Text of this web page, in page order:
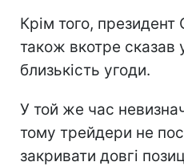
Крім того,
також вкотре сказав
близькість угоди.
У той же час
тому трейдери не
закривати довгі